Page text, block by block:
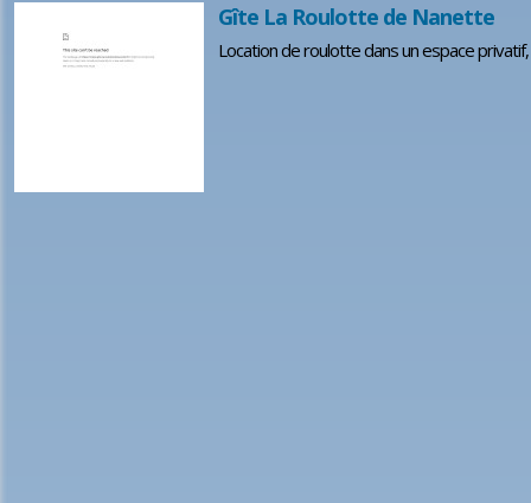
Gîte La Roulotte de Nanette
Location de roulotte dans un espace